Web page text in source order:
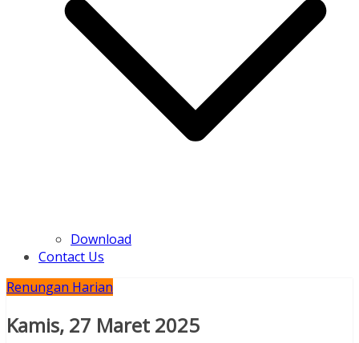
Download
Contact Us
Renungan Harian
Kamis, 27 Maret 2025